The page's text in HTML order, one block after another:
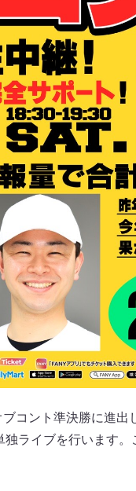
コント準決勝に進
ライブを行います